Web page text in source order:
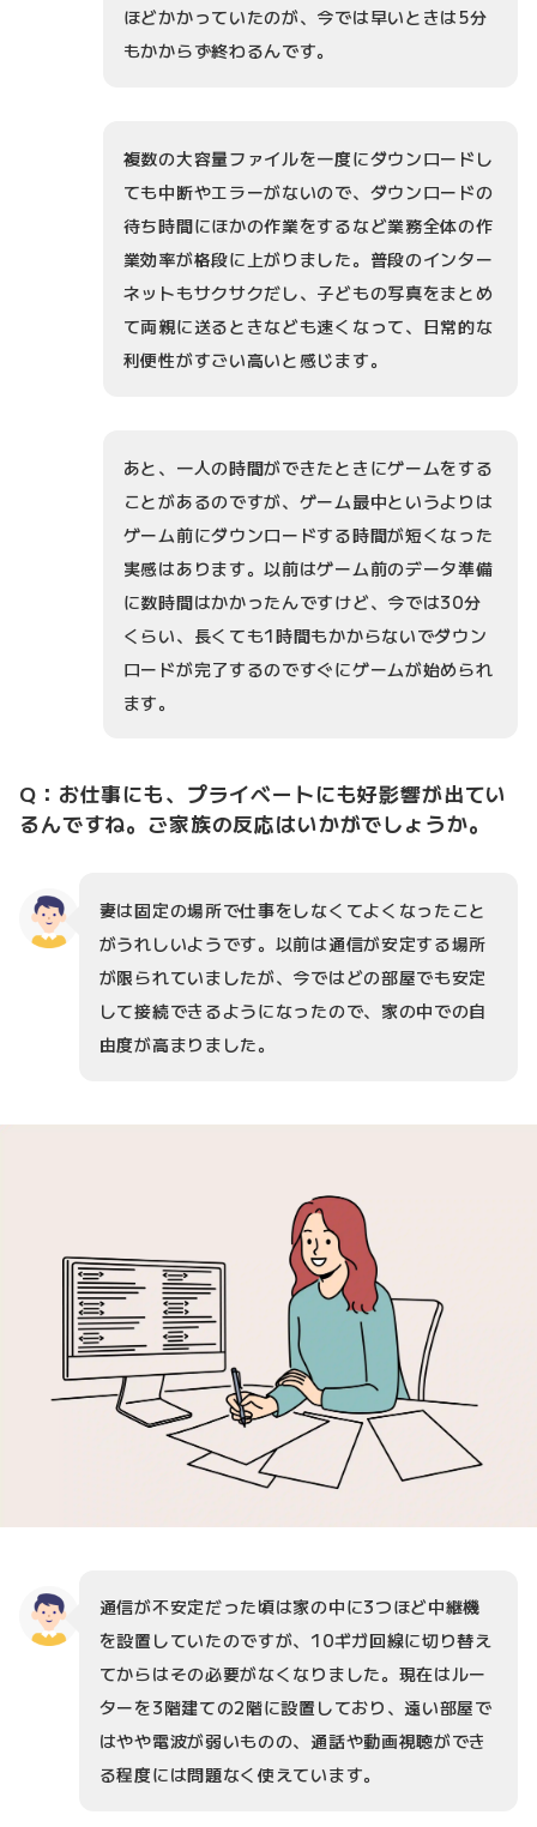
ほどかかっていたのが、今では早いときは5分
もかからず終わるんです。
複数の大容量ファイルを一度にダウンロードし
ても中断やエラーがないので、ダウンロードの
待ち時間にほかの作業をするなど業務全体の作
業効率が格段に上がりました。普段のインター
ネットもサクサクだし、子どもの写真をまとめ
て両親に送るときなども速くなって、日常的な
利便性がすごい高いと感じます。
あと、一人の時間ができたときにゲームをする
ことがあるのですが、ゲーム最中というよりは
ゲーム前にダウンロードする時間が短くなった
実感はあります。以前はゲーム前のデータ準備
に数時間はかかったんですけど、今では30分
くらい、長くても1時間もかからないでダウン
ロードが完了するのですぐにゲームが始められ
ます。
Q：お仕事にも、プライベートにも好影響が出てい
るんですね。ご家族の反応はいかがでしょうか。
妻は固定の場所で仕事をしなくてよくなったこと
がうれしいようです。以前は通信が安定する場所
が限られていましたが、今ではどの部屋でも安定
して接続できるようになったので、家の中での自
由度が高まりました。
通信が不安定だった頃は家の中に3つほど中継機
を設置していたのですが、10ギガ回線に切り替え
てからはその必要がなくなりました。現在はルー
ターを3階建ての2階に設置しており、遠い部屋で
はやや電波が弱いものの、通話や動画視聴ができ
る程度には問題なく使えています。